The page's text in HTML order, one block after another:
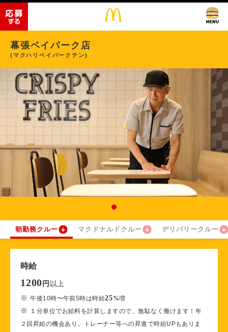
幕張ベイパーク店
(マクハリベイパークテン)
朝勤務クルー マクドナルドクルー デリバリークルー
時給
1200 円 以上
※午後10時〜午前5時は時給25%増
※
１分単位でお給料を計算しますので、無駄なく働けます！年
２回昇給の機会あり。トレーナー等への昇進で時給UPもありま